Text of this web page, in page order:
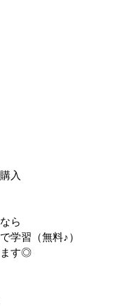
入
ら
学習（無料♪）
ます◎